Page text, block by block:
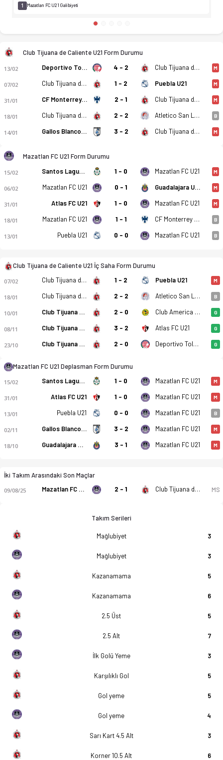
Club Tijuana de Caliente U21 - Mazatlan FC U21 4-0 bitti.
1 Mazatlan FC U21 Galibiyeti
Club Tijuana de Caliente U21 Form Durumu
13/02 Deportivo Toluca FC U21 4 - 2 Club Tijuana de Caliente U21 M
07/02 Club Tijuana de Caliente U21 1 - 2 Puebla U21 M
31/01 CF Monterrey U21 2 - 1 Club Tijuana de Caliente U21 M
18/01 Club Tijuana de Caliente U21 2 - 2 Atletico San Luis U21 B
14/01 Gallos Blancos de Queretaro U21 3 - 2 Club Tijuana de Caliente U21 M
Mazatlan FC U21 Form Durumu
15/02 Santos Laguna U21 1 - 0 Mazatlan FC U21 M
06/02 Mazatlan FC U21 0 - 1 Guadalajara U21 M
31/01 Atlas FC U21 1 - 0 Mazatlan FC U21 M
18/01 Mazatlan FC U21 1 - 1 CF Monterrey U21 B
13/01 Puebla U21 0 - 0 Mazatlan FC U21 B
Club Tijuana de Caliente U21 İç Saha Form Durumu
07/02 Club Tijuana de Caliente U21 1 - 2 Puebla U21 M
18/01 Club Tijuana de Caliente U21 2 - 2 Atletico San Luis U21 B
10/01 Club Tijuana de Caliente U21 2 - 0 Club America U21 G
08/11 Club Tijuana de Caliente U21 3 - 2 Atlas FC U21 G
23/10 Club Tijuana de Caliente U21 2 - 0 Deportivo Toluca FC U21 G
Mazatlan FC U21 Deplasman Form Durumu
15/02 Santos Laguna U21 1 - 0 Mazatlan FC U21 M
31/01 Atlas FC U21 1 - 0 Mazatlan FC U21 M
13/01 Puebla U21 0 - 0 Mazatlan FC U21 B
02/11 Gallos Blancos de Queretaro U21 3 - 2 Mazatlan FC U21 M
18/10 Guadalajara U21 3 - 1 Mazatlan FC U21 M
İki Takım Arasındaki Son Maçlar
09/08/25 Mazatlan FC U21 2 - 1 Club Tijuana de Caliente U21 MS
Takım Serileri
Mağlubiyet 3
Mağlubiyet 3
Kazanamama 5
Kazanamama 6
2.5 Üst 5
2.5 Alt 7
İlk Golü Yeme 3
Karşılıklı Gol 5
Gol yeme 5
Gol yeme 4
Sarı Kart 4.5 Alt 3
Korner 10.5 Alt 6